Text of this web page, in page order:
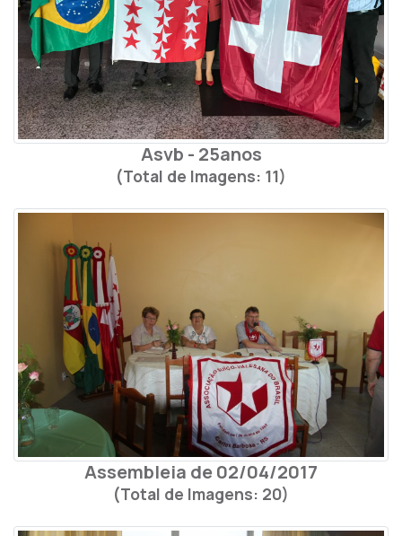
Asvb - 25anos
(Total de Imagens: 11)
Assembleia de 02/04/2017
(Total de Imagens: 20)